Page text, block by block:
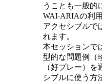
うことも一般的
WAI-ARIAの利
アクセシブルで
れます。
本セッションで
型的な問題例（
（好プレー）
シブルに使う方